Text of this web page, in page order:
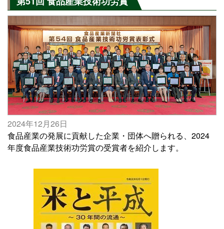
2024年12月26日
食品産業の発展に貢献した企業・団体へ贈られる、2024
年度食品産業技術功労賞の受賞者を紹介します。